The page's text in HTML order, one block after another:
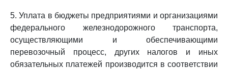
5. Уплата в бюджеты предприятиями и организациями
федерального железнодорожного транспорта,
осуществляющими и обеспечивающими
перевозочный процесс, других налогов и иных
обязательных платежей производится в соответствии